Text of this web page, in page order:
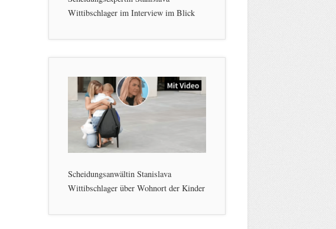
Wittibschlager im Interview im Blick
Scheidungsanwältin Stanislava
Wittibschlager über Wohnort der Kinder